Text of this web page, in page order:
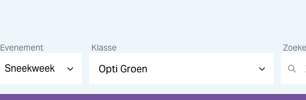
Evenement Klasse